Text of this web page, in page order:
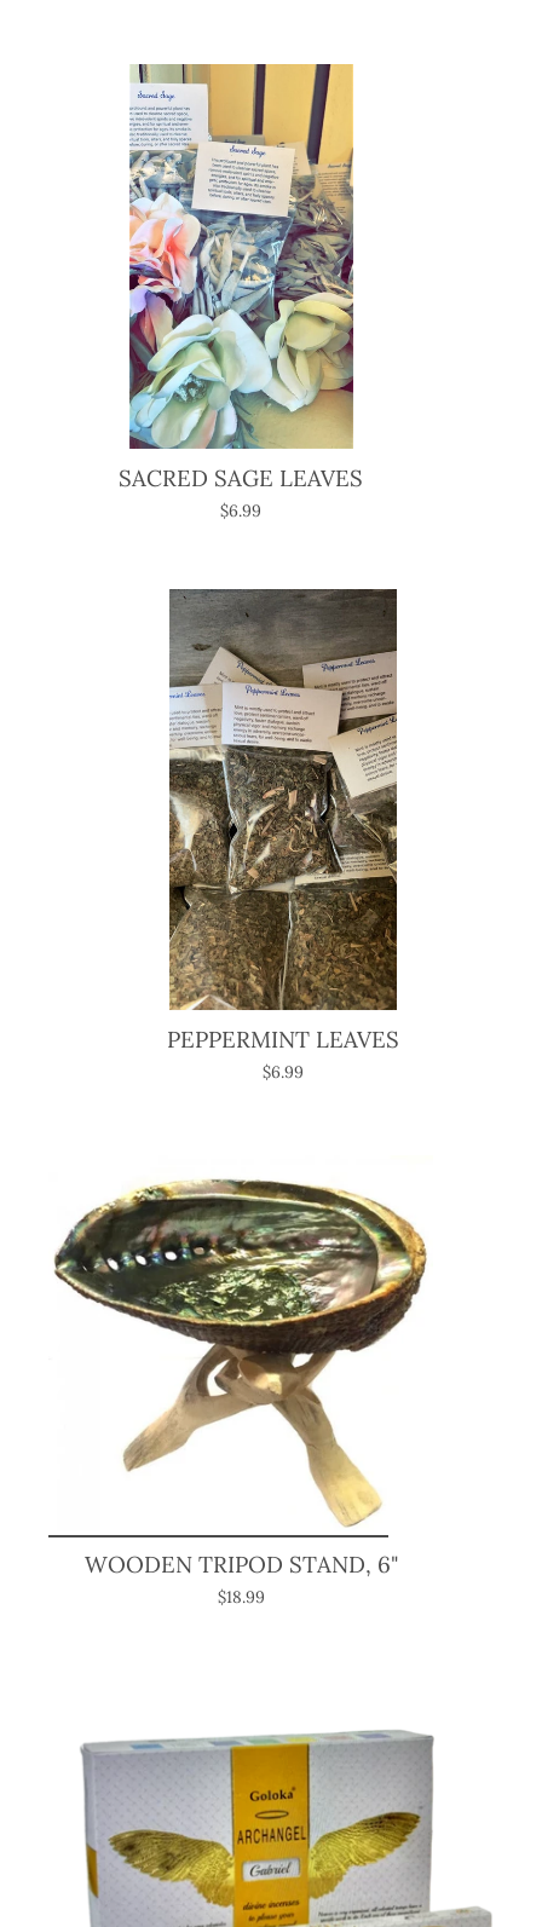
SACRED SAGE LEAVES
$6.99
PEPPERMINT LEAVES
$6.99
WOODEN TRIPOD STAND, 6"
$18.99